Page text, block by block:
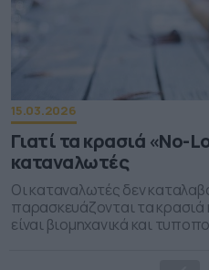
15.03.2026
Γιατί τα κρασιά «No-
καταναλωτές
Οι καταναλωτές δεν
παρασκευάζονται τα
είναι βιομηχανικά και